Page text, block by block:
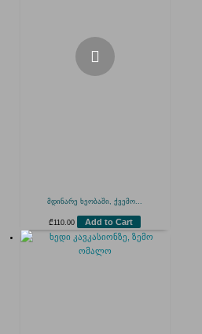
მდინარე ხეობაში, ქვემო...
₾ 110.00 Add to Cart